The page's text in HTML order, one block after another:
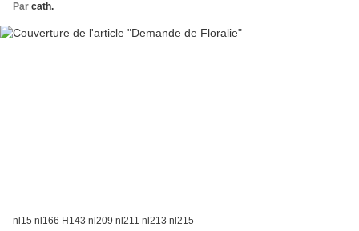
Par cath.
nl15 nl166 H143 nl209 nl211 nl213 nl215